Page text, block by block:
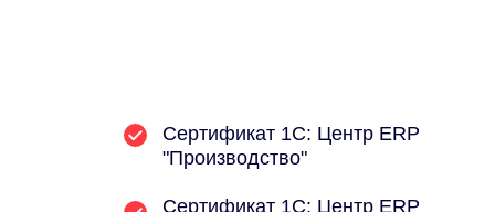
Сертификат 1С: Центр ERP
"Производство"
Сертификат 1С: Центр ERP